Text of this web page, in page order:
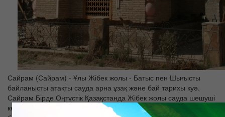
Сайрам (Сайрам) - Ұлы Жібек жолы - Батыс пен Шығысты
байланысты атақты сауда арна ұзақ және бай тарихы куә.
Сайрам Бірде Оңтүстік Қазақстанда Жібек жолы сауда шешуші
кезеңдерінің бірі болды. саудаланатын, маталар қала